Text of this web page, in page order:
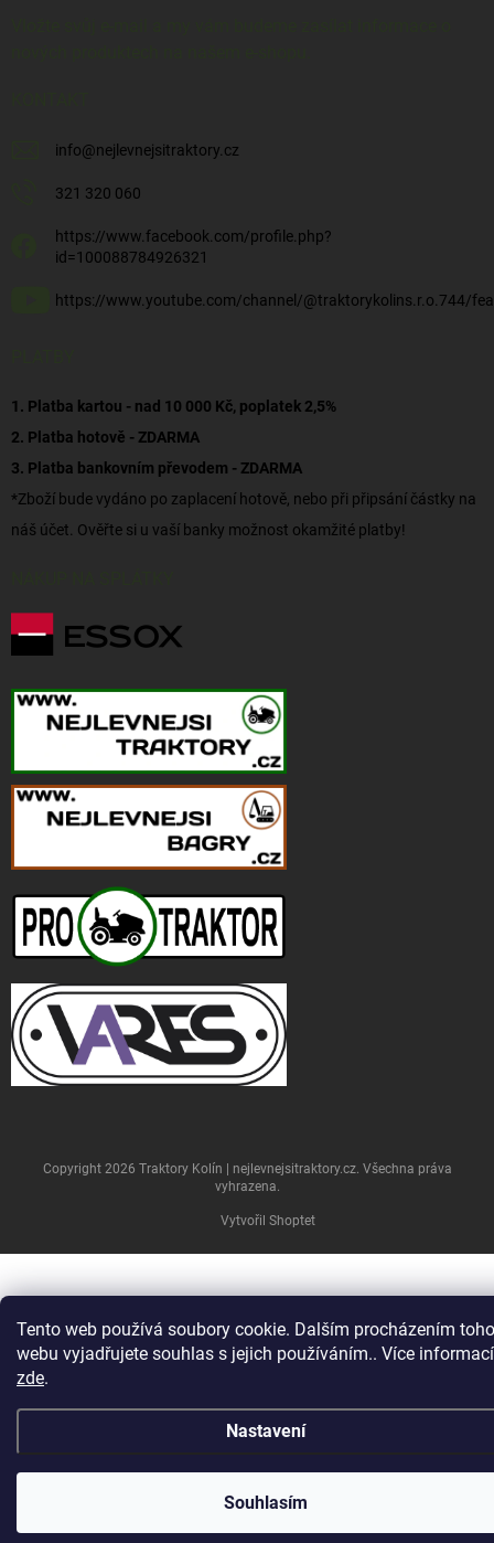
Tento web používá soubory cookie. Dalším procházením
webu vyjadřujete souhlas s jejich používáním.. Více informací
zde.
Nastavení
Souhlasím
U nových traktorů je doprava po ČR ZDARMA. U ostatních
individuálně, dle nabídky. Rozvážíme po celém ČESKU a
info@nejlevnejsitraktory.cz
321 320 060
https://www.facebook.com/profile.php?
id=100088784926321
https://www.youtube.com/channel/@traktorykolins.r.o.744/
1. Platba kartou - nad 10 000 Kč, poplatek 2,5%
2. Platba hotově - ZDARMA
3. Platba bankovním převodem - ZDARMA
*Zboží bude vydáno po zaplacení hotově, nebo při připsání částky na
náš účet. Ověřte si u vaší banky možnost okamžité platby!
Vytvořil Shoptet
Copyright 2026 Traktory Kolín | nejlevnejsitraktory.cz. Všechna práva
vyhrazena.